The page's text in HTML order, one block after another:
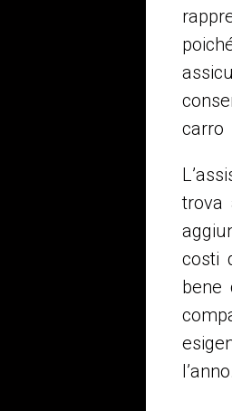
carro
trova
costi
bene
l’anno.